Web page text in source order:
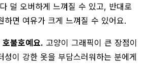
덜 오버하게 느껴질 수 있고, 반대로
하면 여유가 크게 느껴질 수 있어요.
호불호예요. 고양이 그래픽이 큰 장점이
성이 강한 옷을 부담스러워하는 분에게